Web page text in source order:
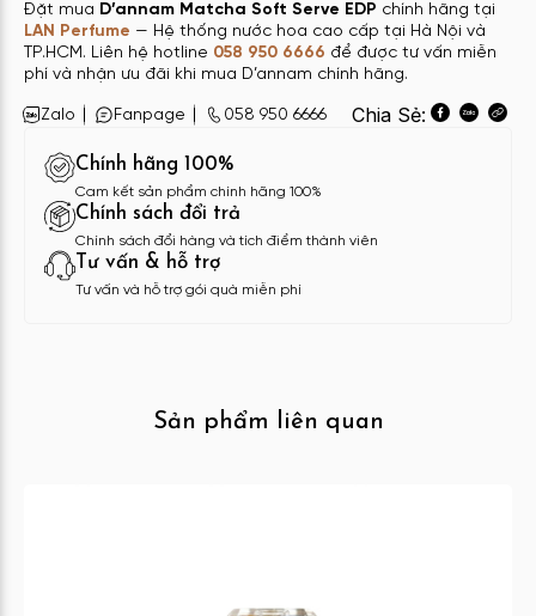
Đặt mua D’annam Matcha Soft Serve EDP chính hãng tại
LAN Perfume — Hệ thống nước hoa cao cấp tại Hà Nội và
TP.HCM. Liên hệ hotline 058 950 6666 để được tư vấn miễn
phí và nhận ưu đãi khi mua D’annam chính hãng.
Zalo Fanpage 058 950 6666 Chia Sẻ:
Chính hãng 100%
Cam kết sản phẩm chính hãng 100%
Chính sách đổi trả
Chính sách đổi hàng và tích điểm thành viên
Tư vấn & hỗ trợ
Tư vấn và hỗ trợ gói quà miễn phí
Sản phẩm liên quan